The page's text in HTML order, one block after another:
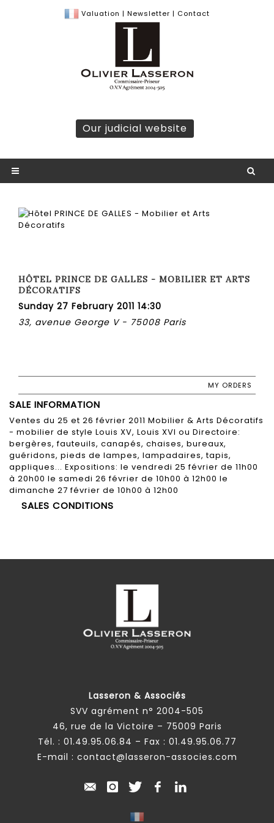
Valuation | Newsletter | Contact
Our judicial website
HÔTEL PRINCE DE GALLES - MOBILIER ET ARTS
DÉCORATIFS
Sunday 27 February 2011 14:30
33, avenue George V - 75008 Paris
MY ORDERS
SALE INFORMATION
Ventes du 25 et 26 février 2011 Mobilier & Arts Décoratifs
- mobilier de style Louis XV, Louis XVI ou Directoire:
bergères, fauteuils, canapés, chaises, bureaux,
guéridons, pieds de lampes, lampadaires, tapis,
appliques... Expositions: le vendredi 25 février de 11h00
à 20h00 le samedi 26 février de 10h00 à 12h00 le
dimanche 27 février de 10h00 à 12h00
SALES CONDITIONS
Lasseron & Associés
SVV agrément n° 2004-505
46, rue de la Victoire – 75009 Paris
Tél. : 01.49.95.06.84 – Fax : 01.49.95.06.77
E-mail : contact@lasseron-associes.com